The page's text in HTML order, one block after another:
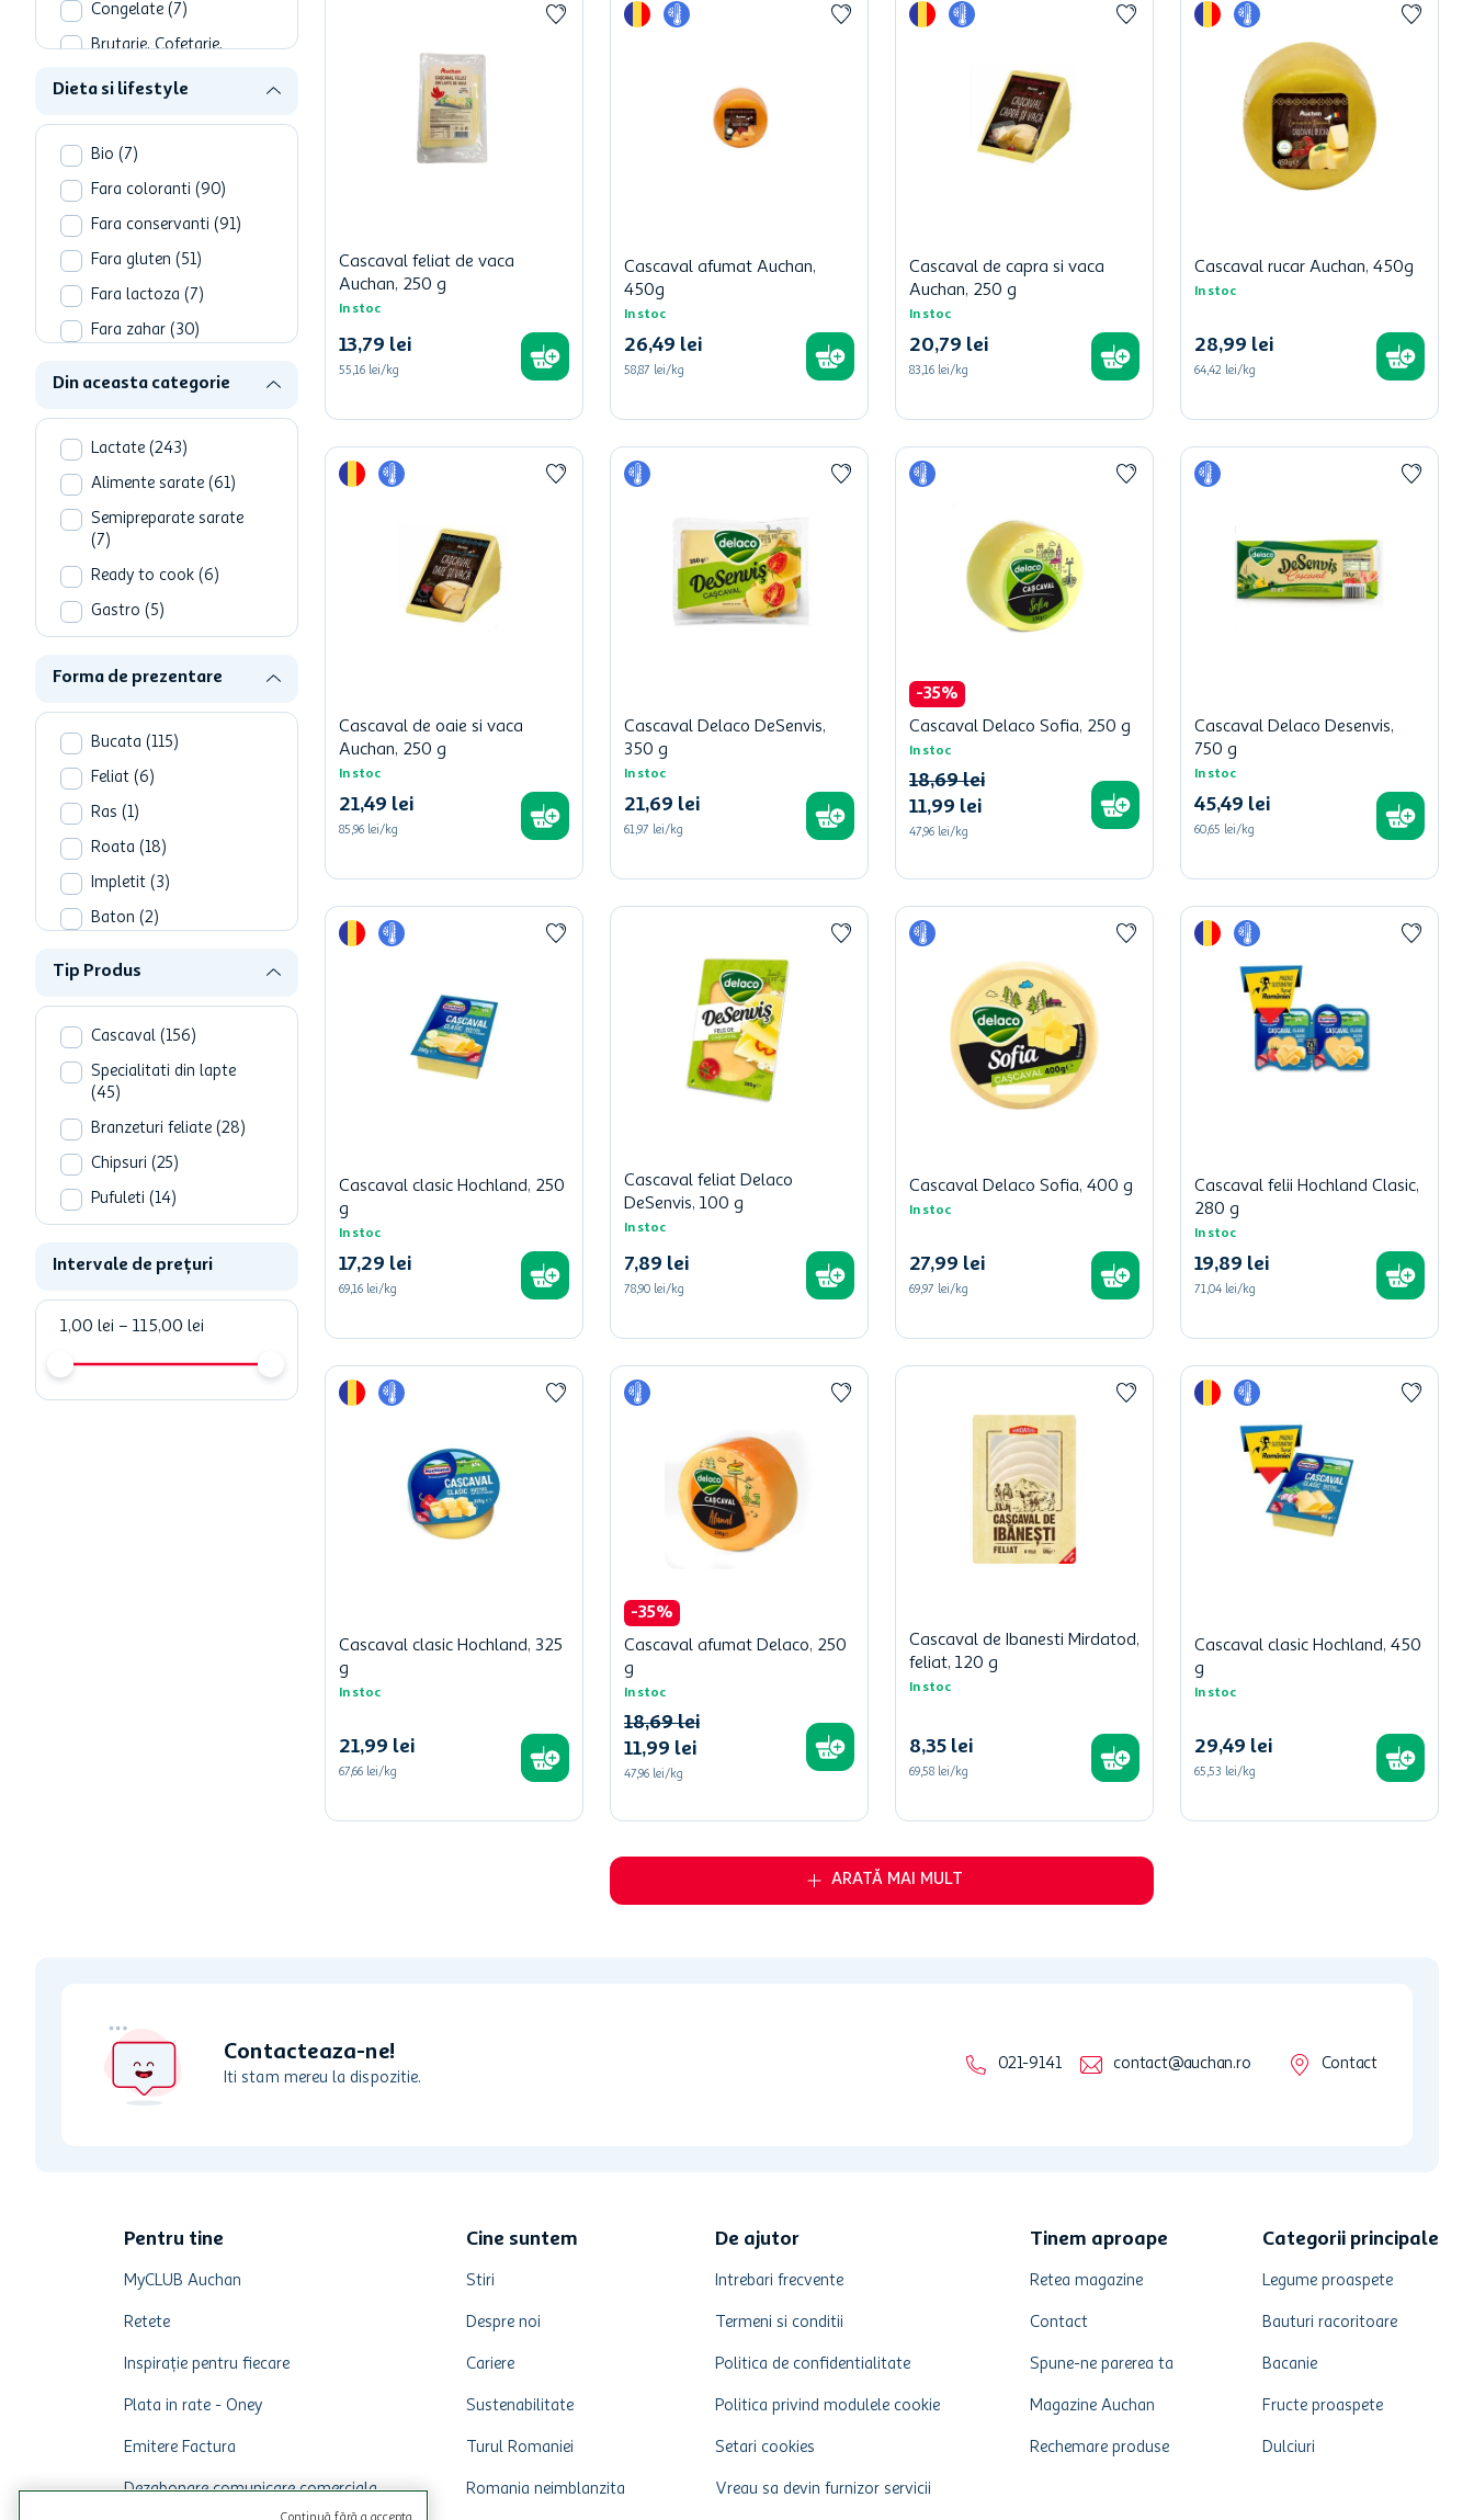
Congelate ( 7 )
Brutarie, Cofetarie,
Dietetic si international
(1)
Jucarii si Bebe
Dieta si lifestyle
Bio ( 7 )
Fara coloranti ( 90)
Fara conservanti ( 91)
Fara gluten ( 51)
Fara lactoza ( 7 )
Fara zahar ( 30)
Din aceasta categorie
Lactate (243 )
Alimente sarate (61)
Semipreparate sarate
( 7 )
Ready to cook (6 )
Gastro ( 5 )
Mezeluri (2)
Conserve (1)
Hrana bebe si lapte
Nutritie speciala
Forma de prezentare
Bucata (115 )
Feliat (6 )
Ras (1)
Roata (18 )
Impletit ( 3 )
Baton (2)
Tip Produs
Cascaval (156 )
Specialitati din lapte
(45 )
Branzeturi feliate (28 )
Chipsuri (25 )
Pufuleti (14)
Alte tipuri de snacksuri
Telemea de vaca
Mancare semipreparata
Intervale de prețuri
1,00 lei – 115,00 lei
Cascaval feliat de vaca
Auchan, 250 g
In stoc
13,79 lei
55,16 lei/kg
Cascaval afumat Auchan,
450g
In stoc
26,49 lei
58,87 lei/kg
Cascaval de capra si vaca
Auchan, 250 g
In stoc
20,79 lei
83,16 lei/kg
Cascaval rucar Auchan, 450g
In stoc
28,99 lei
64,42 lei/kg
Cascaval de oaie si vaca
Auchan, 250 g
In stoc
21,49 lei
85,96 lei/kg
Cascaval Delaco DeSenvis,
350 g
In stoc
21,69 lei
61,97 lei/kg
-35%
Cascaval Delaco Sofia, 250 g
In stoc
11,99 lei
18,69 lei
47,96 lei/kg
Cascaval Delaco Desenvis,
750 g
In stoc
45,49 lei
60,65 lei/kg
Cascaval clasic Hochland, 250
g
In stoc
17,29 lei
69,16 lei/kg
Cascaval feliat Delaco
DeSenvis, 100 g
In stoc
7,89 lei
78,90 lei/kg
Cascaval Delaco Sofia, 400 g
In stoc
27,99 lei
69,97 lei/kg
Cascaval felii Hochland Clasic,
280 g
In stoc
19,89 lei
71,04 lei/kg
Cascaval clasic Hochland, 325
g
In stoc
21,99 lei
67,66 lei/kg
-35%
Cascaval afumat Delaco, 250
g
In stoc
11,99 lei
18,69 lei
47,96 lei/kg
Cascaval de Ibanesti Mirdatod,
feliat, 120 g
In stoc
8,35 lei
69,58 lei/kg
Cascaval clasic Hochland, 450
g
In stoc
29,49 lei
65,53 lei/kg
ARATĂ MAI MULT
Contacteaza-ne!
Iti stam mereu la dispozitie.
021-9141 contact@auchan.ro Contact
Pentru tine
MyCLUB Auchan
Retete
Inspirație pentru fiecare
Plata in rate - Oney
Emitere Factura
Dezabonare comunicare comerciala
Cine suntem
Stiri
Despre noi
Cariere
Sustenabilitate
Turul Romaniei
Romania neimblanzita
De ajutor
Intrebari frecvente
Termeni si conditii
Politica de confidentialitate
Politica privind modulele cookie
Setari cookies
Vreau sa devin furnizor servicii
Tinem aproape
Retea magazine
Contact
Spune-ne parerea ta
Magazine Auchan
Rechemare produse
Categorii principale
Legume proaspete
Bauturi racoritoare
Bacanie
Fructe proaspete
Dulciuri